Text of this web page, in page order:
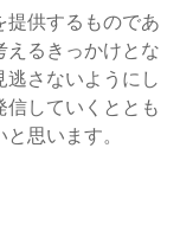
提供するものであ
えるきっかけとな
逃さないようにし
していくととも
思います。